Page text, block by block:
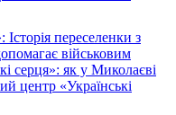
переселенки з
військовим